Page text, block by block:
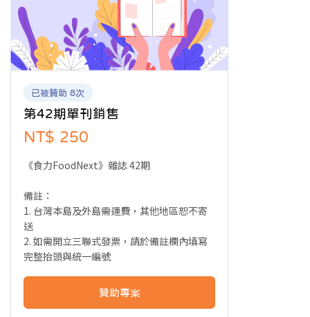
已被贊助 8次
第42期單刊銷售
NT$ 250
《食力FoodNext》雜誌 42期
備註：
1. 台灣本島及外島需運費，其他地區恕不寄
送
2. 如需開立三聯式發票，請於備註欄內填寫
完整抬頭與統一編號
贊助專案